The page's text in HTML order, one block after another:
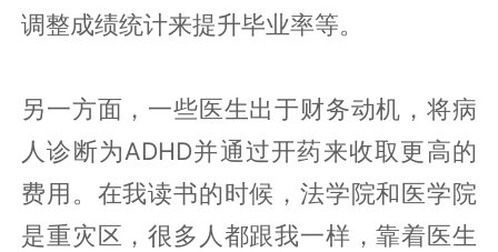
调整成绩统计来提升毕业率等。
另一方面，一些医生出于财务动机，将病
人诊断为ADHD并通过开药来收取更高的
费用。在我读书的时候，法学院和医学院
是重灾区，很多人都跟我一样，靠着医生